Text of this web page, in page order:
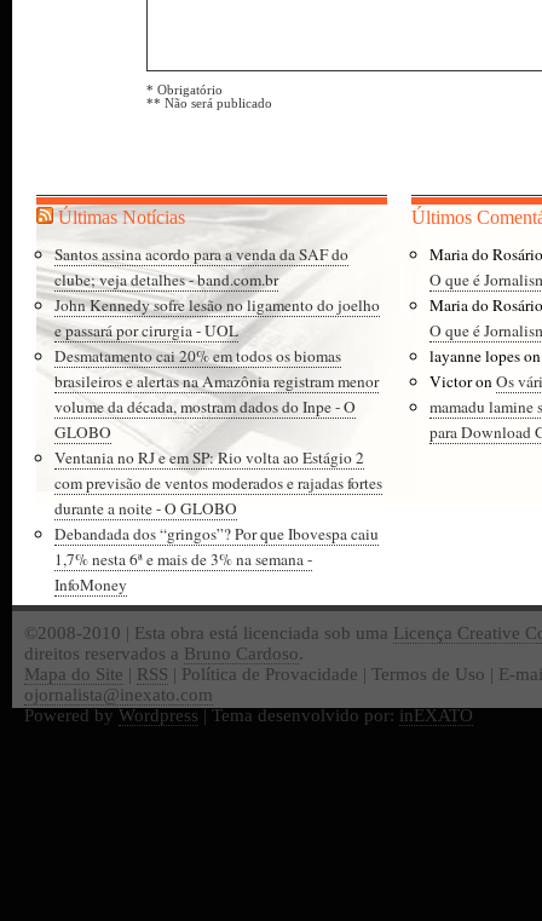
* Obrigatório
** Não será publicado
Últimas Notícias
Santos assina acordo para a venda da SAF do
clube; veja detalhes - band.com.br
John Kennedy sofre lesão no ligamento do joelho
e passará por cirurgia - UOL
Desmatamento cai 20% em todos os biomas
brasileiros e alertas na Amazônia registram menor
volume da década, mostram dados do Inpe - O
GLOBO
Ventania no RJ e em SP: Rio volta ao Estágio 2
com previsão de ventos moderados e rajadas fortes
durante a noite - O GLOBO
Debandada dos “gringos”? Por que Ibovespa caiu
1,7% nesta 6ª e mais de 3% na semana -
InfoMoney
Últimos
Maria do
O que é
Maria do
O que é
layanne lopes
VictoronOs
mamadu lamine
para Download
©2008-2010 | Esta obra está licenciada sob uma Licença Creative
direitos reservados a Bruno Cardoso.
Mapa do Site | RSS | Política de Provacidade | Termos de Uso | E-
ojornalista@inexato.com
Powered by Wordpress | Tema desenvolvido por: inEXATO